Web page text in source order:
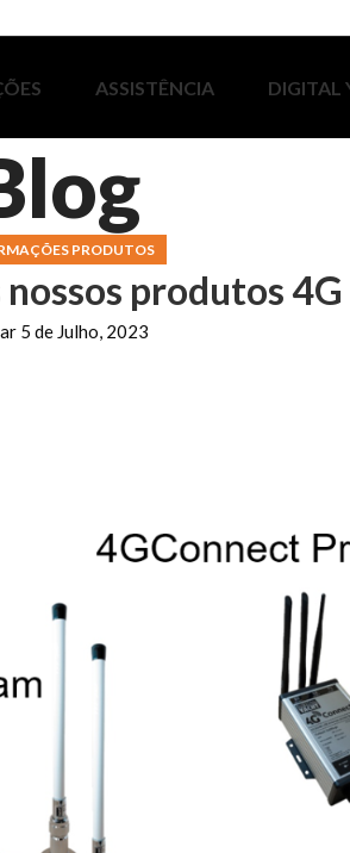
ASSISTÊNCIA DIGITAL
PRODUTOS
produtos 4G
5 de Julho, 2023